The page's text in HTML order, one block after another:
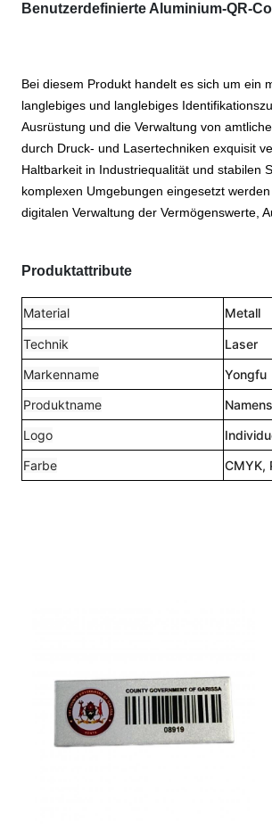
Benutzerdefinierte Aluminium-QR-
Bei diesem Produkt handelt es sich um ein
langlebiges und langlebiges
Ausrüstung und die Verwaltung von
durch Druck- und Lasertechniken exquisit
Haltbarkeit in Industriequalität und stabilen
komplexen Umgebungen eingesetzt
digitalen Verwaltung der Vermögenswerte,
Produktattribute
Material Metall
Technik Laser
Markenname
Yongfu
Produktname
Logo
Farbe
CMYK,